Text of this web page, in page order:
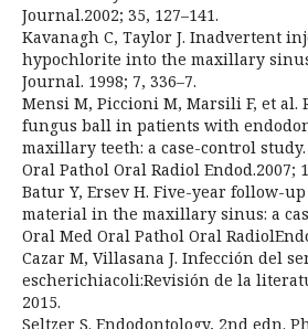
Journal.2002; 35, 127–141.
Kavanagh C, Taylor J. Inadvertent
hypochlorite into the maxillary
Journal. 1998; 7, 336–7.
Mensi M, Piccioni M, Marsili F, et al.
fungus ball in patients with
maxillary teeth: a case-control
Oral Pathol Oral Radiol Endod.2007;
Batur Y, Ersev H. Five-year follow-
material in the maxillary sinus: a
Oral Med Oral Pathol Oral
Cazar M, Villasana J. Infección del
escherichiacoli:Revisión de la
2015.
Seltzer S. Endodontology, 2nd edn.